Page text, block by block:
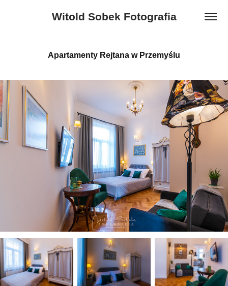
Witold Sobek Fotografia
Apartamenty Rejtana w Przemyślu